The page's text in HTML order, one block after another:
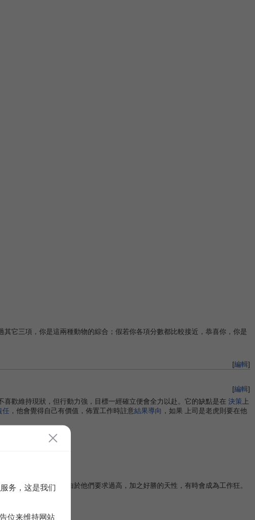
三項，你是這兩種動物的綜合；假若你各項分數都比較接近，恭喜你，你是
[編輯]
[編輯]
歡維持現狀，但行動力強，目標一經確立便會全力以赴。它的缺點是在 決策 上
任 ，他會覺得自己有價值，佈置工作時註意結果導向 ，如果 上司是老虎則要在他
自己和別人的情感 。由於他們要求過高，加之好勝的天性，有時會成為工作狂。
务，这是我们
位来维持网站